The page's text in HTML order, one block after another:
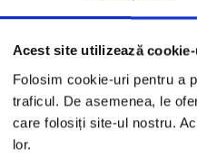
Acest site utilizează
Folosim cookie-uri pentru a
traficul. De asemenea, le
care folosiți site-ul nostru.
lor.